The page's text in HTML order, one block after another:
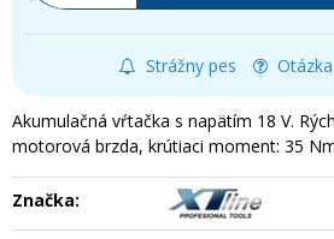
Strážny pes
Akumulačná vŕtačka s napätím 18 V.
motorová brzda, krútiaci moment: 35
Značka: